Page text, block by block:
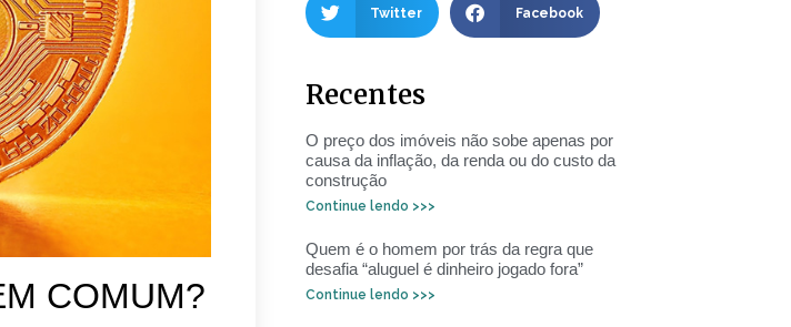
COMUM?
Twitter Facebook
Recentes
O preço dos imóveis não sobe apenas por
causa da inflação, da renda ou do custo da
construção
Continue lendo >>>
Quem é o homem por trás da regra que
desafia “aluguel é dinheiro jogado fora”
Continue lendo >>>